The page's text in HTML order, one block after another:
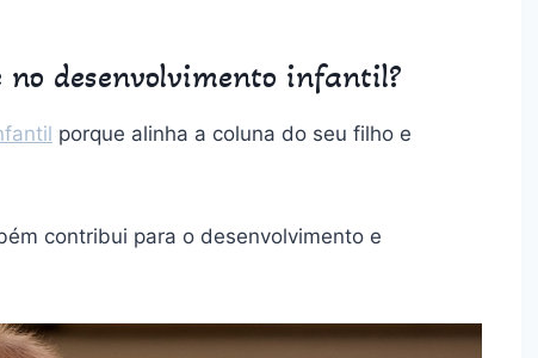
desenvolvimento infantil?
porque alinha a coluna do seu filho e
contribui para o desenvolvimento e